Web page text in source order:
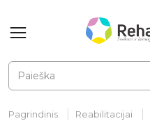
Pagrindinis Reabilitacijai